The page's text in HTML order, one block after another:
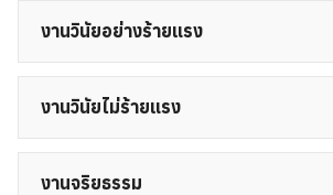
งานวินัยอย่างร้ายแรง
งานวินัยไม่ร้ายแรง
งานจริยธรรม